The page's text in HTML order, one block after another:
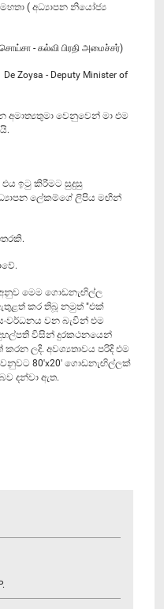
( අධ්‍යාපන නියෝජ්‍ය
- கல்வி பிரதி அமைச்சர்)
Zoysa - Deputy Minister of
වෙනුවෙන් මා එම
ඉටු කිරීමට සුදුසු
ලේකම්ගේ ලිපිය මඟින්
මෙම ගොඩනැඟිල්ල
ඇතුළත් කර තිබූ නමුත් "එක්
වන බැවින් එම
විසින් දුරකථනයෙන්
කරන ලදි. අවශ්‍යතාවය පරිදි එම
80'x20' ගොඩනැඟිල්ලක්
දන්වා ඇත.